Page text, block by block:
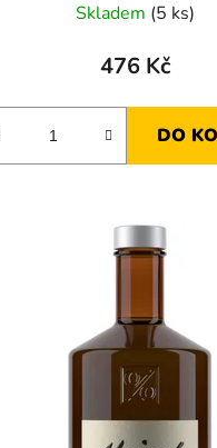
Skladem (5 ks)
476 Kč
DO